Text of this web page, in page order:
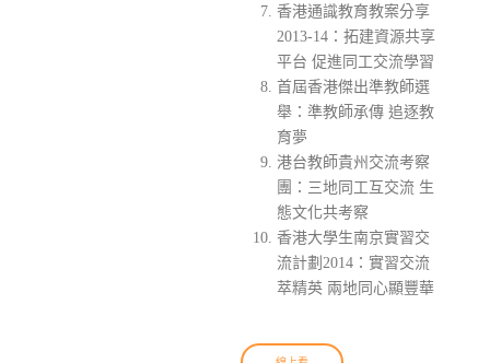
香港通識教育教案分享
2013-14：拓建資源共享
平台 促進同工交流學習
首屆香港傑出準教師選
舉：準教師承傳 追逐教
育夢
港台教師貴州交流考察
團：三地同工互交流 生
態文化共考察
香港大學生南京實習交
流計劃2014：實習交流
萃精英 兩地同心顯豐華